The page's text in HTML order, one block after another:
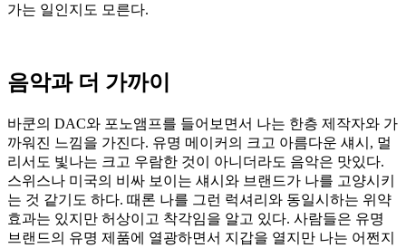
가는 일인지도 모른다.
음악과 더 가까이
바쿤의 DAC와 포노앰프를 들어보면서 나는 한층 제작자와 가
까워진 느낌을 가진다. 유명 메이커의 크고 아름다운 섀시, 멀
리서도 빛나는 크고 우람한 것이 아니더라도 음악은 맛있다.
스위스나 미국의 비싸 보이는 섀시와 브랜드가 나를 고양시키
는 것 같기도 하다. 때론 나를 그런 럭셔리와 동일시하는 위약
효과는 있지만 허상이고 착각임을 알고 있다. 사람들은 유명
브랜드의 유명 제품에 열광하면서 지갑을 열지만 나는 어쩐지